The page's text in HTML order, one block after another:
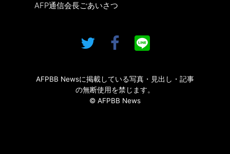
AFP通信会長ごあいさつ
AFPBB Newsに掲載している写真・見出し・記事
の無断使用を禁じます。
© AFPBB News